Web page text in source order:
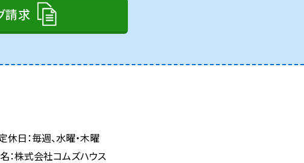
請求
休日：毎週、水曜・木曜
：株式会社コムズハウス